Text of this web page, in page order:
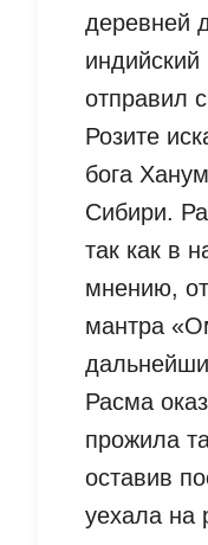
деревней
отправил
Розите
бога
Сибири.
так как в
мнению,
мантра
Расма
прожила
оставив
уехала на